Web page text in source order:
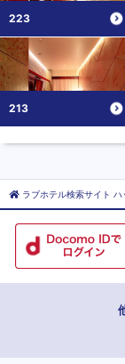
223
213
ラブホテル検索サイト